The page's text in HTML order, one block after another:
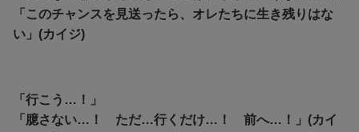
「このチャンスを見送ったら、オレたちに生き残りはな
い」(カイジ)
「行こう…！」
「臆さない…！ ただ…行くだけ…！ 前へ…！」(カイ